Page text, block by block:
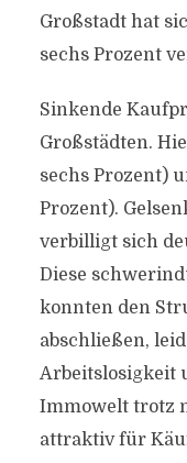
Großstadt hat
sechs Prozent
Sinkende
Großstädten.
sechs Prozent)
Prozent).
verbilligt sich
Diese
konnten den
abschließen,
Arbeitslosigkeit
Immowelt trotz
attraktiv für